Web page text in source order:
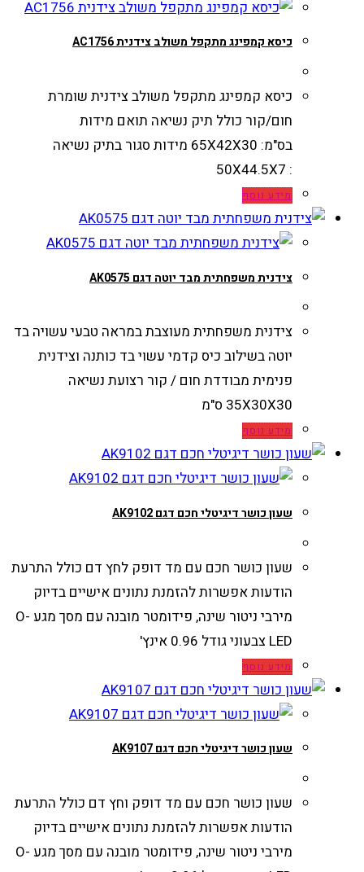
כיסא קמפינג מתקפל משולב צידנית AC1756
כיסא קמפינג מתקפל משולב צידנית שומרת
חום/קור כולל תיק נשיאה תואם מידות
בס"מ: 65X42X30 מידות סגור בתיק נשיאה
: 50X44.5X7
מידע נוסף
צידנית משפחתית מבד יוטה דגם AK0575
צידנית משפחתית מעוצבת במראה טבעי עשויה בד
יוטה בשילוב כיס קדמי עשוי בד כותנה וצידנית
פנימית מבודדת חום / קור רצועת נשיאה
35X30X30 ס"מ
מידע נוסף
שעון כושר דיגיטלי חכם דגם AK9102
שעון כושר חכם עם מד דופק לחץ דם כולל התרעת
הודעות אפשרות להזמנת נתונים אישיים בדיוק
מירבי ניטור שינה, פידומטר מובנה עם מסך מגע O-
LED צבעוני גודל 0.96 אינץ'
מידע נוסף
שעון כושר דיגיטלי חכם דגם AK9107
שעון כושר חכם עם מד דופק וחץ דם כולל התרעת
הודעות אפשרות להזמנת נתונים אישיים בדיוק
מירבי ניטור שינה, פידומטר מובנה עם מסך מגע O-